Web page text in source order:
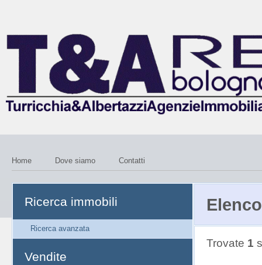
Home Dove siamo Contatti
Ricerca immobili
Ricerca avanzata
Vendite
Trovate 1